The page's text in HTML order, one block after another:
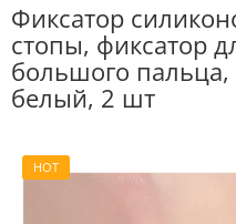
Фиксатор
стопы, фиксатор
большого
белый, 2 шт
HOT